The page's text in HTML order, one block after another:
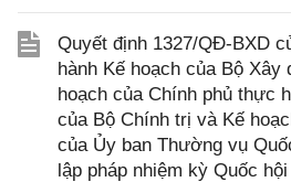
Quyết định 1327/QĐ-BXD
hành Kế hoạch của Bộ Xây
hoạch của Chính phủ thực
của Bộ Chính trị và Kế
của Ủy ban Thường vụ
lập pháp nhiệm kỳ Quốc